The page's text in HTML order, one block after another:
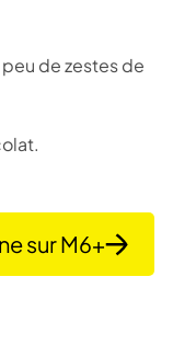
de zestes de
sur M6+